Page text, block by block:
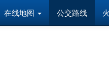
在线地图 公交路线